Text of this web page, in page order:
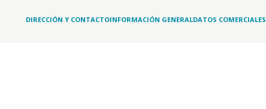
DIRECCIÓN Y CONTACTOINFORMACIÓN GENERALDATOS COMERCIALES